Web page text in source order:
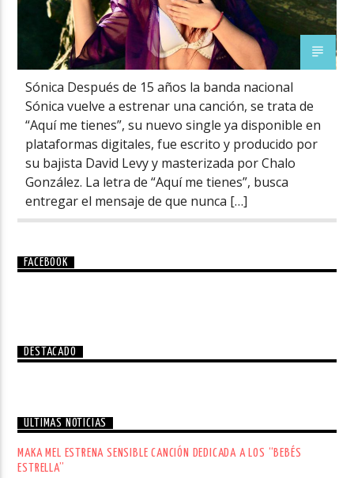
Sónica Después de 15 años la banda nacional
Sónica vuelve a estrenar una canción, se trata de
“Aquí me tienes”, su nuevo single ya disponible en
plataformas digitales, fue escrito y producido por
su bajista David Levy y masterizada por Chalo
González. La letra de “Aquí me tienes”, busca
entregar el mensaje de que nunca […]
FACEBOOK
DESTACADO
ÚLTIMAS NOTICIAS
MAKA MEL ESTRENA SENSIBLE CANCIÓN DEDICADA A LOS “BEBÉS
ESTRELLA”